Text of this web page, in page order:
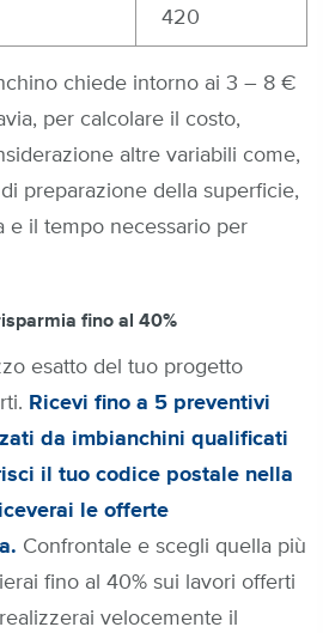
420
chiede intorno ai 3 – 8 €
per calcolare il costo,
altre variabili come,
preparazione della superficie,
e il tempo necessario per
fino al 40%
esatto del tuo progetto
Ricevi fino a 5 preventivi
da imbianchini qualificati
il tuo codice postale nella
le offerte
Confrontale e scegli quella più
fino al 40% sui lavori offerti
velocemente il